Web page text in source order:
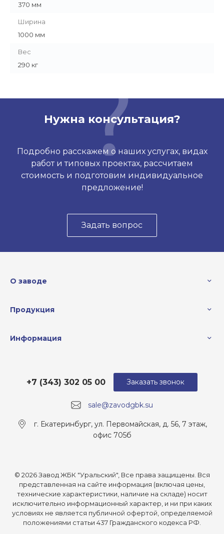
370 мм
Ширина
1000 мм
Вес
290 кг
Нужна консультация?
Подробно расскажем о наших услугах, видах
работ и типовых проектах, рассчитаем
стоимость и подготовим индивидуальное
предложение!
Задать вопрос
О заводе
Продукция
Информация
sale@zavodgbk.su
+7 (343) 302 05 00
г. Екатеринбург, ул. Первомайская, д. 56, 7 этаж,
офис 705б
Заказать звонок
© 2026 Завод ЖБК "Уральский", Все права защищены. Вся
представленная на сайте информация (включая цены,
технические характеристики, наличие на складе) носит
исключительно информационный характер, и ни при каких
условиях не является публичной офертой, определяемой
положениями статьи 437 Гражданского кодекса РФ.